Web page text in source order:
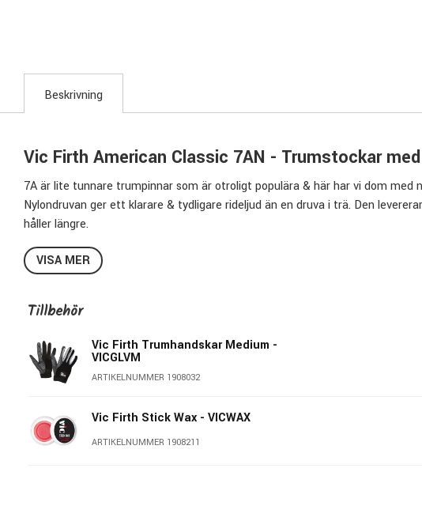
Beskrivning
Vic Firth American Classic 7AN - Trumstockar
7A är lite tunnare trumpinnar som är otroligt populära & här har vi dom med
Nylondruvan ger ett klarare & tydligare rideljud än en druva i trä. Den
håller längre.
Specifikationer Vic Firth 7AN:
Längd:393,7mm
Material
: Hickory
Druva: Tear Drop
Material Druva:Nylon
Pris per par
American Classic är Vic Firth's serie med traditionella modeller av
VISA MER
Tillbehör
Vic Firth Trumhandskar Medium -
VICGLVM
ARTIKELNUMMER 1908032
Vic Firth Stick Wax - VICWAX
ARTIKELNUMMER 1908211